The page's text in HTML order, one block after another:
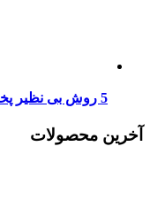
5 روش بی نظیر پخت ماهی گالیت به سبک جنوبی
آخرین محصولات